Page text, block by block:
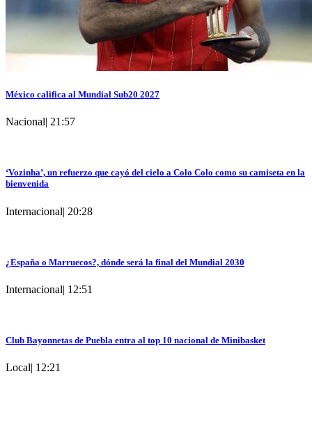
México califica al Mundial Sub20 2027
Nacional| 21:57
‘Vozinha’, un refuerzo que cayó del cielo a Colo Colo como su camiseta en la
bienvenida
Internacional| 20:28
¿España o Marruecos?, dónde será la final del Mundial 2030
Internacional| 12:51
Club Bayonnetas de Puebla entra al top 10 nacional de Minibasket
Local| 12:21